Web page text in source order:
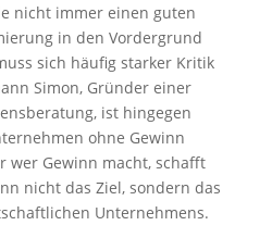
nicht immer einen guten
in den Vordergrund
sich häufig starker Kritik
Simon, Gründer einer
ist hingegen
ohne Gewinn
wer Gewinn macht, schafft
nicht das Ziel, sondern das
Unternehmens.